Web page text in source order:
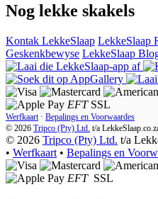
Nog lekke skakels
Kontak LekkeSlaap LekkeSlaap
Geskenkbewyse LekkeSlaap
EFT SSL
Werfkaart · Bepalings en Voorwaardes
© 2026 Tripco (Pty) Ltd. t/a
© 2026 Tripco (Pty) Ltd. t/a
• Werfkaart • Bepalings en
EFT SSL